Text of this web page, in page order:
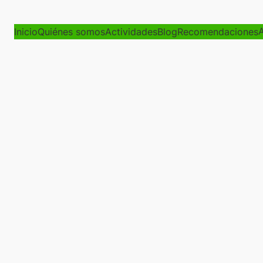
InicioQuiénes somosActividadesBlogRecomendaciones